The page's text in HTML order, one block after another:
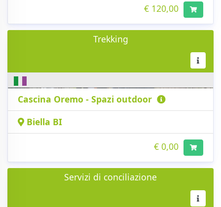
€ 120,00
Trekking
Cascina Oremo - Spazi outdoor
Biella BI
€ 0,00
Servizi di conciliazione